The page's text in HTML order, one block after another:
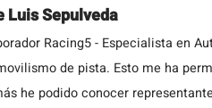
Luis Sepulveda
Racing5 - Especialista en
de pista. Esto me ha
he podido conocer